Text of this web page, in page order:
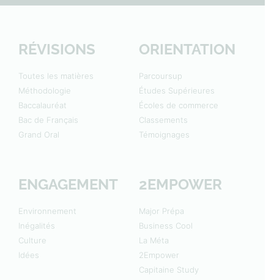
RÉVISIONS
Toutes les matières
Méthodologie
Baccalauréat
Bac de Français
Grand Oral
ORIENTATION
Parcoursup
Études Supérieures
Écoles de commerce
Classements
Témoignages
ENGAGEMENT
Environnement
Inégalités
Culture
Idées
2EMPOWER
Major Prépa
Business Cool
La Méta
2Empower
Capitaine Study